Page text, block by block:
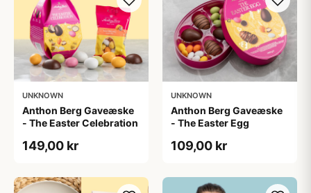
UNKNOWN
Anthon Berg Gaveæske
- The Easter Celebration
149,00 kr
UNKNOWN
Anthon Berg Gaveæske
- The Easter Egg
109,00 kr